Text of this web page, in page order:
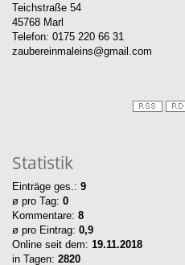
Teichstraße 54
45768 Marl
Telefon: 0175 220 66 31
zaubereinmaleins@gmail.com
Statistik
Einträge ges.: 9
ø pro Tag: 0
Kommentare: 8
ø pro Eintrag: 0,9
Online seit dem: 19.11.2018
in Tagen: 2820